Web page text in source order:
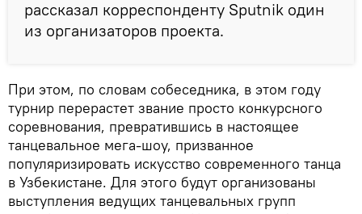
рассказал корреспонденту Sputnik один
из организаторов проекта.
При этом, по словам собеседника, в этом году
турнир перерастет звание просто конкурсного
соревнования, превратившись в настоящее
танцевальное мега-шоу, призванное
популяризировать искусство современного танца
в Узбекистане. Для этого будут организованы
выступления ведущих танцевальных групп